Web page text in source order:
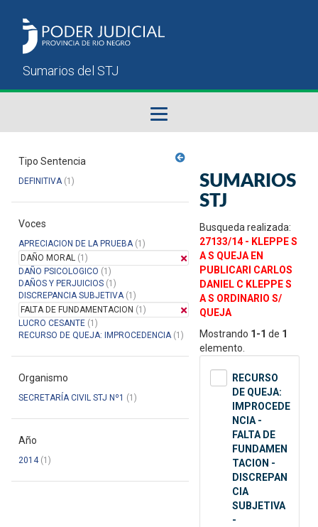
Sumarios del STJ
Manual del Usuario
Tipo Sentencia
DEFINITIVA(1)
Voces
APRECIACION DE LA PRUEBA(1)
DAÑO MORAL (1)
DAÑO PSICOLOGICO (1)
DAÑOS Y PERJUICIOS (1)
DISCREPANCIA SUBJETIVA(1)
FALTA DE FUNDAMENTACION (1)
LUCRO CESANTE (1)
RECURSO DE QUEJA: IMPROCEDENCIA(1)
Organismo
SECRETARÍA CIVIL STJ Nº1 (1)
Año
2014(1)
SUMARIOS
STJ
Busqueda realizada:
27133/14 - KLEPPE S
A S QUEJA EN
PUBLICARI CARLOS
DANIEL C KLEPPE S
A S ORDINARIO S/
QUEJA
Mostrando 1-1 de 1
elemento.
RECURSO
DE QUEJA:
IMPROCEDE
NCIA -
FALTA DE
FUNDAMEN
TACION -
DISCREPAN
CIA
SUBJETIVA
-